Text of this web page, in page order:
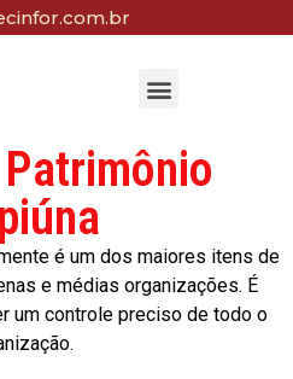
é um dos maiores itens de
e médias organizações. É
um controle preciso de todo o